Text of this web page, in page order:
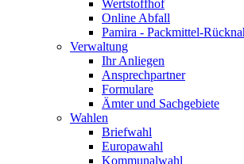
Wertstoffhof
Online Abfall
Pamira - Packmittel-
Verwaltung
Ihr Anliegen
Ansprechpartner
Formulare
Ämter und Sachgebiete
Wahlen
Briefwahl
Europawahl
Kommunalwahl